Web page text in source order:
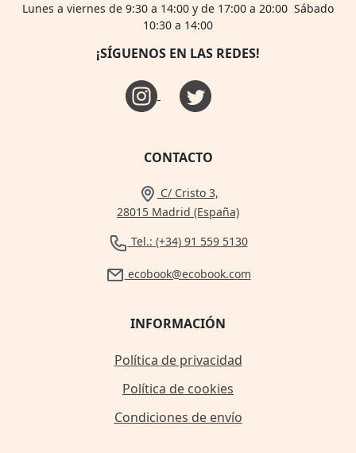
Lunes a viernes de 9:30 a 14:00 y de 17:00 a 20:00 Sábado
10:30 a 14:00
¡SÍGUENOS EN LAS REDES!
CONTACTO
C/ Cristo 3,
28015 Madrid (España)
Tel.: (+34) 91 559 5130
ecobook@ecobook.com
INFORMACIÓN
Política de privacidad
Política de cookies
Condiciones de envío